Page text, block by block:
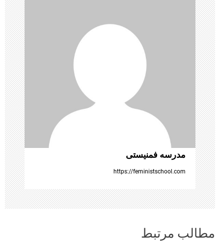
ی
ن
و
ش
ت
ه‌
ه
ا
مدرسه فمنیستی
https://feministschool.com
مطالب مرتبط